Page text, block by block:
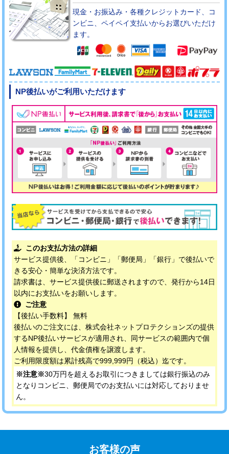
現金・お振込み・各種クレジットカード、コ
ンビニ、ペイペイ支払いからお選びいただけ
ます。
NP後払いがご利用いただけます
このお支払方法の詳細
サービス提供後、「コンビニ」「郵便局」「銀行」で後払いで
きる安心・簡単な決済方法です。
請求書は、サービス提供後に郵送されますので、発行から14日
以内にお支払いをお願いします。
ご注意
【後払い手数料】 無料
後払いのご注文には、株式会社ネットプロテクションズの提供
するNP後払いサービスが適用され、同サービスの範囲内で個
人情報を提供し、代金債権を譲渡します。
ご利用限度額は累計残高で999,999円（税込）迄です。
※注意※30万円を超えるお取引につきましては銀行振込のみ
となりコンビニ、郵便局でのお支払いには対応しておりませ
ん。
お客様の声